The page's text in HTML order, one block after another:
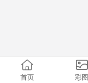
首页 彩图